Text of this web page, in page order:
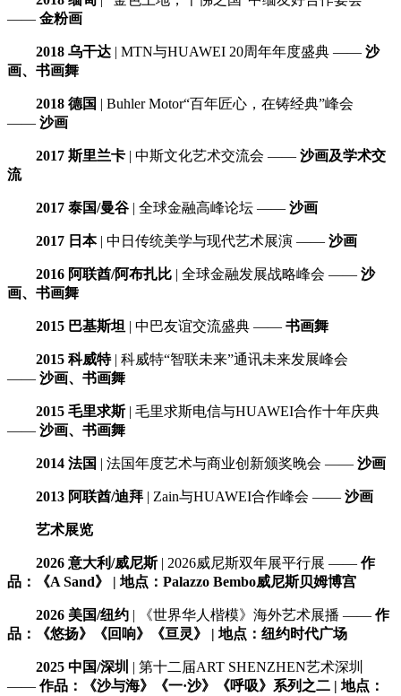
—— 金粉画
2018 乌干达 | MTN与HUAWEI 20周年年度盛典 —— 沙
画、书画舞
2018 德国
| Buhler Motor“百年匠心，在铸经典”峰会
—— 沙画
2017 斯里兰卡 | 中斯文化艺术交流会 —— 沙画及学术交
流
2017 泰国/曼谷 | 全球金融高峰论坛 —— 沙画
2017 日本| 中日传统美学与现代艺术展演 —— 沙画
2016 阿联酋/阿布扎比 | 全球金融发展战略峰会 —— 沙
画、书画舞
2015 巴基斯坦 | 中巴友谊交流盛典 —— 书画舞
2015 科威特| 科威特“智联未来”通讯未来发展峰会
—— 沙画、书画舞
2015 毛里求斯| 毛里求斯电信与HUAWEI合作十年庆典
—— 沙画、书画舞
2014 法国 | 法国年度艺术与商业创新颁奖晚会 —— 沙画
2013 阿联酋/迪拜 | Zain与HUAWEI合作峰会 —— 沙画
艺术展览
2026 意大利/威尼斯| 2026威尼斯双年展平行展 —— 作
品：《A Sand》 | 地点：Palazzo Bembo威尼斯贝姆博宫
2026 美国/纽约 | 《世界华人楷模》海外艺术展播 —— 作
品：《悠扬》《回响》《亘灵》 | 地点：纽约时代广场
2025 中国/深圳
| 第十二届ART SHENZHEN艺术深圳
—— 作品：《沙与海》《一·沙》《呼吸》系列之二 | 地点：